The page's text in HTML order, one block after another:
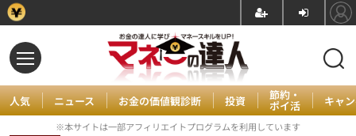
人気 ニュース お金の価値観診断 投資 節約・
ポイ活 キャ
※本サイトは一部アフィリエイトプログラムを利用しています